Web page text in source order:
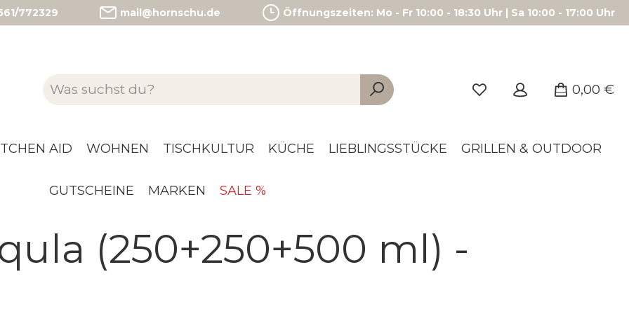
772329 mail@hornschu.de Öffnungszeiten: Mo - Fr 10:00 - 18:30 Uhr | Sa 10:00 - 17:00 Uhr
0,00 €
AID WOHNEN TISCHKULTUR KÜCHE LIEBLINGSSTÜCKE GRILLEN & OUTDOOR
GUTSCHEINE MARKEN SALE %
(250+250+500 ml) -